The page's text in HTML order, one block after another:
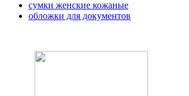
сумки женские кожаные
обложки для документов